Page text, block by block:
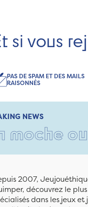
si vous
PAS DE SPAM ET DES MAILS
RAISONNÉS
NEWS
2007,
découvrez le
dans les jeux